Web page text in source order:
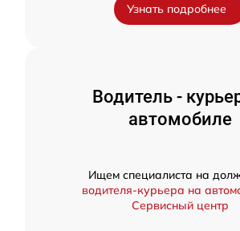
Узнать подробнее
Водитель -
автомобиле
Ищем специалиста на
водителя-курьера на
Сервисный центр